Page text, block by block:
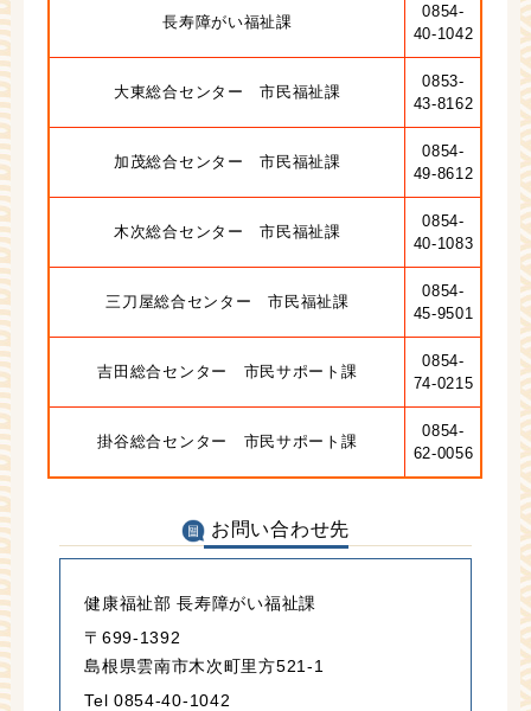
長寿障がい福祉課
0854-
40-1042
大東総合センター 市民福祉課
0853-
43-8162
加茂総合センター 市民福祉課
0854-
49-8612
木次総合センター 市民福祉課
0854-
40-1083
三刀屋総合センター 市民福祉課
0854-
45-9501
吉田総合センター 市民サポート課
0854-
74-0215
掛谷総合センター 市民サポート課
0854-
62-0056
お問い合わせ先
健康福祉部 長寿障がい福祉課
〒699-1392
島根県雲南市木次町里方521-1
Tel 0854-40-1042